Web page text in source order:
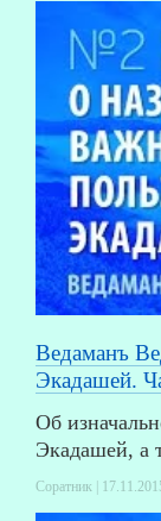
Ведаманъ
Экадашей.
Об
Экадашей, а
Соратник |